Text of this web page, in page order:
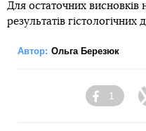
Для остаточних висновків
результатів гістологічних
Автор: Ольга Березюк
1